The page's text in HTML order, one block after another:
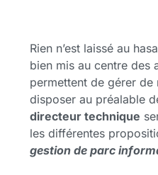
Rien n’est laissé au
bien mis au centre des
permettent de gérer
disposer au préalable
directeur technique
les différentes
gestion de parc